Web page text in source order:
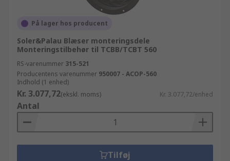
På lager hos producent
Soler&Palau Blæser monteringsdele
Monteringstilbehør til TCBB/TCBT 560
RS-varenummer 315-521
Producentens varenummer 950007 - ACOP-560
Indhold (1 enhed)
Kr. 3.077,72(ekskl. moms) Kr. 3.077,72/enhed
Antal
Tilføj